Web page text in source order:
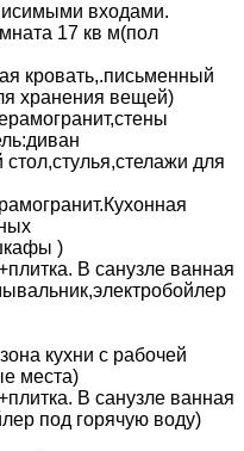
входами.
17 кв м(пол
кровать,.письменный
хранения вещей)
для
)
В санузле ванная
кухни с рабочей
места)
В санузле ванная
под горячую воду)